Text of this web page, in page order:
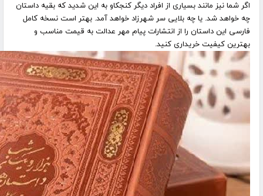
اگر شما نیز مانند بسیاری از افراد دیگر کنجکاو به این شدید که بقیه داستان
چه خواهد شد. یا چه بلایی سر شهرزاد خواهد آمد. بهتر است نسخه کامل
فارسی این داستان را از انتشارات پیام مهر عدالت به قیمت مناسب و
بهترین کیفیت خریداری کنید.